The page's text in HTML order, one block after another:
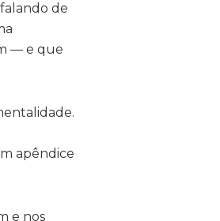
de
— e que
apêndice
e nos